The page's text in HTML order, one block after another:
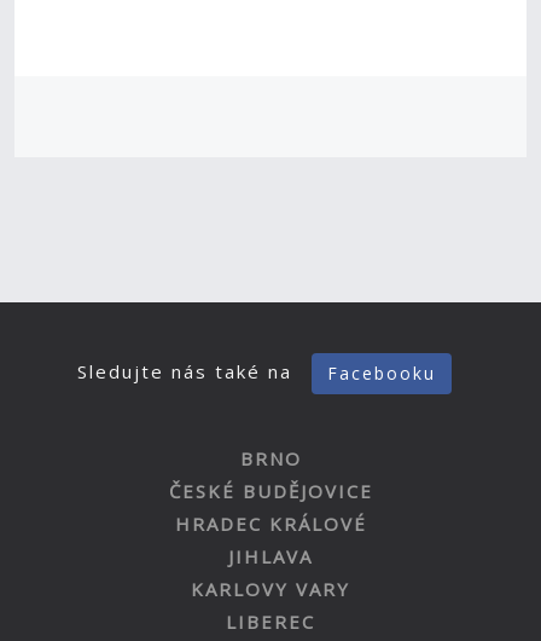
Sledujte nás také na Facebooku
BRNO
ČESKÉ BUDĚJOVICE
HRADEC KRÁLOVÉ
JIHLAVA
KARLOVY VARY
LIBEREC